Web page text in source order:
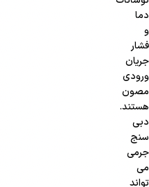
دما
و
فشار
جریان
ورودی
مصون
هستند.
دبی
سنج
جرمی
می
تواند